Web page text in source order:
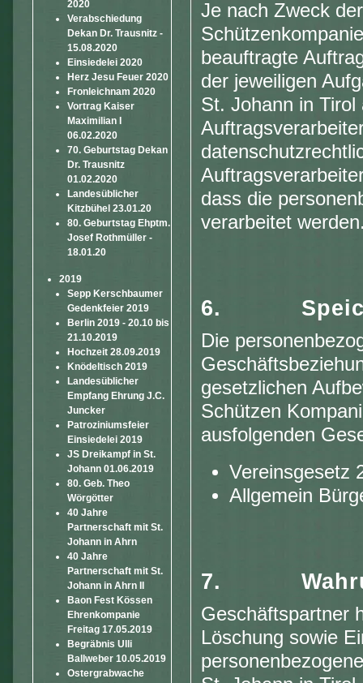
2020
Verabschiedung
Dekan Dr. Trausnitz -
15.08.2020
Einsiedelei 2020
Herz Jesu Feuer 2020
Fronleichnam 2020
Vortrag Kaiser
Maximilian I
06.02.2020
70. Geburtstag Dekan
Dr. Trausnitz
01.02.2020
Landesüblicher
Kitzbühel 23.01.20
80. Geburtstag Ehptm.
Josef Rothmüller -
18.01.20
2019
Sepp Kerschbaumer
Gedenkfeier 2019
Berlin 2019 - 20.10 bis
21.10.2019
Hochzeit 28.09.2019
Knödeltisch 2019
Landesüblicher
Empfang Ehrung J.C.
Juncker
Patroziniumsfeier
Einsiedelei 2019
JS Dreikampf in St.
Johann 01.06.2019
80. Geb. Theo
Wörgötter
40 Jahre
Partnerschaft mit St.
Johann in Ahrn
40 Jahre
Partnerschaft mit St.
Johann in Ahrn II
Baon Fest Kössen
Ehrenkompanie
Freitag 17.05.2019
Begräbnis Ulli
Ballweber 10.05.2019
Ostergrabwache
Je nach Zweck
beauftragte
der jeweiligen
St. Johann in
dass die
verarbeitet
6.
Die
gesetzlichen
Schützen
ausfolgenden
Vereinsgesetz
Allgemein
7.
Geschäftspartner
Löschung sowie